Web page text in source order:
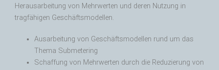
Herausarbeitung von Mehrwerten und deren Nutzung in
tragfähigen Geschäftsmodellen.
Ausarbeitung von Geschäftsmodellen rund um das
Thema Submetering
Schaffung von Mehrwerten durch die Reduzierung von